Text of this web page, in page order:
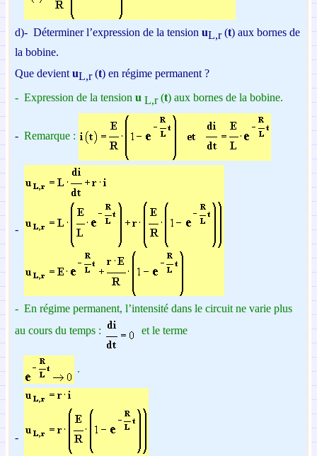
d)- Déterminer l’expression de la tension uL,r(t) aux bornes de
la bobine.
Que devient uL,r(t) en régime permanent ?
- Expression de la tension u L,r(t) aux bornes de la bobine.
- Remarque :
-
- En régime permanent, l’intensité dans le circuit ne varie plus
au cours du temps :
et le terme
.
-